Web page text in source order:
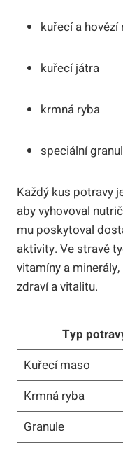
kuřecí a hovězí
kuřecí játra
krmná ryba
speciální
Každý kus potravy
aby vyhovoval
mu poskytoval
aktivity. Ve stravě
vitamíny a
zdraví a vitalitu.
Typ
Kuřecí maso
Krmná ryba
Granule